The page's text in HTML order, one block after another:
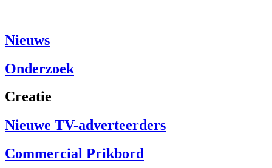
Nieuws
Onderzoek
Creatie
Nieuwe TV-adverteerders
Commercial Prikbord